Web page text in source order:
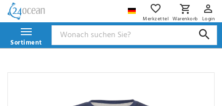
Merkzettel Warenkorb Login
Sortiment